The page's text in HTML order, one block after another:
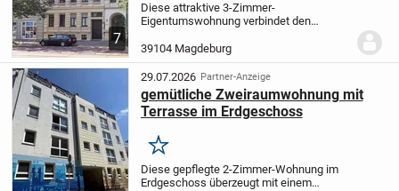
7
Diese attraktive 3-Zimmer-
Eigentumswohnung verbindet den
stilvollen Altbaus mit den
Annehmlichkeiten modernen Wohnens.
Das um 1930 errichtete
Mehrfamilienhaus wurde...
39104 Magdeburg
29.07.2026 Partner-Anzeige
gemütliche Zweiraumwohnung mit
Terrasse im Erdgeschoss
Merken
Diese gepflegte 2-Zimmer-Wohnung im
Erdgeschoss überzeugt mit einem